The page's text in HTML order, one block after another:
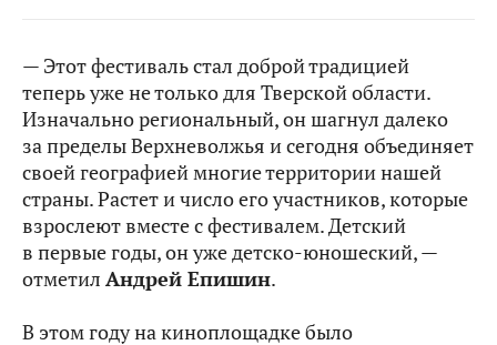
— Этот фестиваль стал доброй традицией
теперь уже не только для Тверской области.
Изначально региональный, он шагнул далеко
за пределы Верхневолжья и сегодня объединяет
своей географией многие территории нашей
страны. Растет и число его участников, которые
взрослеют вместе с фестивалем. Детский
в первые годы, он уже детско-юношеский, —
отметил Андрей Епишин.
В этом году на киноплощадке было